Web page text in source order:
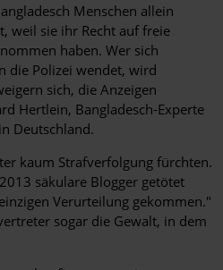
Menschen allein
weil sie ihr Recht auf freie
haben. Wer sich
die Polizei wendet, wird
sich, die Anzeigen
Hertlein, Bangladesch-Experte
Deutschland.
kaum Strafverfolgung fürchten.
säkulare Blogger getötet
Verurteilung gekommen."
sogar die Gewalt, in dem